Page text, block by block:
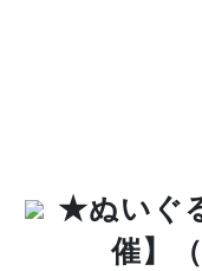
★ぬいぐ
催】